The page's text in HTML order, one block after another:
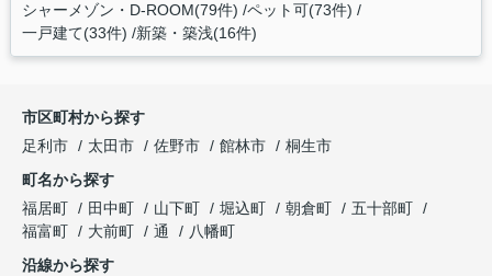
シャーメゾン・D-ROOM(79件) ペット可(73件)
一戸建て(33件) 新築・築浅(16件)
市区町村から探す
足利市
太田市 佐野市 館林市
桐生市
町名から探す
福居町
田中町 山下町 堀込町 朝倉町
五十部町
福富町
大前町 通
八幡町
沿線から探す